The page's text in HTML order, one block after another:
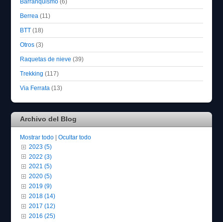
Berrea (11)
BTT (18)
Otros (3)
Raquetas de nieve (39)
Trekking (117)
Via Ferrata (13)
Archivo del Blog
Mostrar todo |Ocultar todo
2023 (5)
2022 (3)
2021 (5)
2020 (5)
2019 (9)
2018 (14)
2017 (12)
2016 (25)